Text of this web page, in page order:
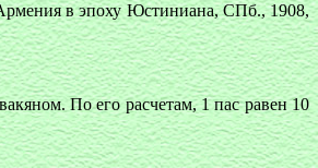
в эпоху Юстиниана, СПб., 1908,
По его расчетам, 1 пас равен 10